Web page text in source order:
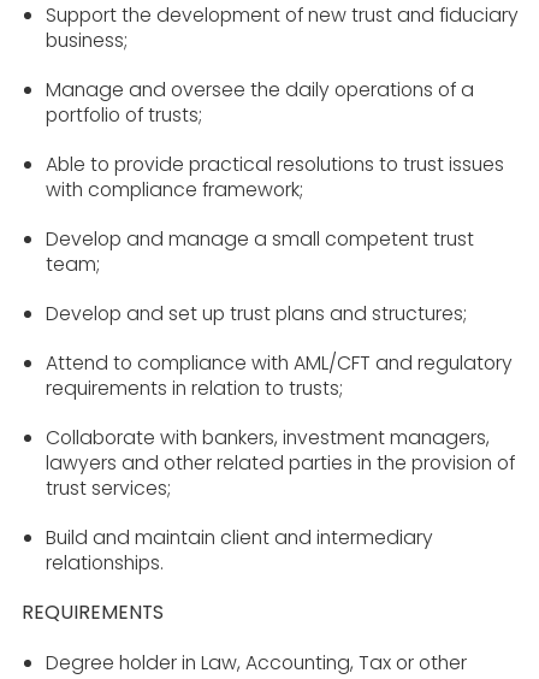
Support the development of new trust and fiduciary
business;
Manage and oversee the daily operations of a
portfolio of trusts;
Able to provide practical resolutions to trust issues
with compliance framework;
Develop and manage a small competent trust
team;
Develop and set up trust plans and structures;
Attend to compliance with AML/CFT and regulatory
requirements in relation to trusts;
Collaborate with bankers, investment managers,
lawyers and other related parties in the provision of
trust services;
Build and maintain client and intermediary
relationships.
REQUIREMENTS
Degree holder in Law, Accounting, Tax or other